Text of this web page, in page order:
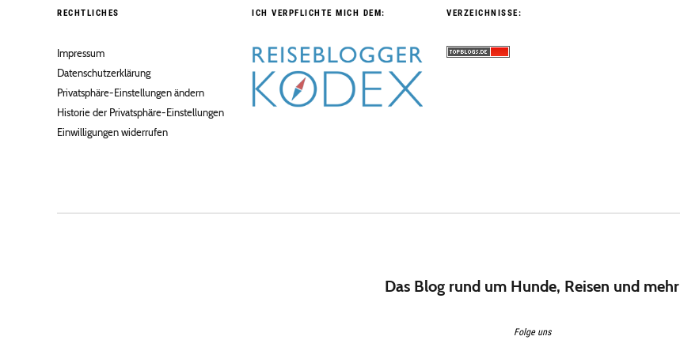
RECHTLICHES
Impressum
Datenschutzerklärung
Privatsphäre-Einstellungen ändern
Historie der Privatsphäre-Einstellungen
Einwilligungen widerrufen
ICH VERPFLICHTE MICH DEM: VERZEICHNISSE:
Das Blog rund um Hunde, Reisen und mehr
Folge uns